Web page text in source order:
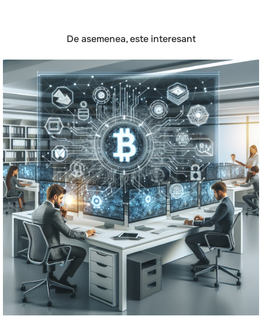
De asemenea, este interesant